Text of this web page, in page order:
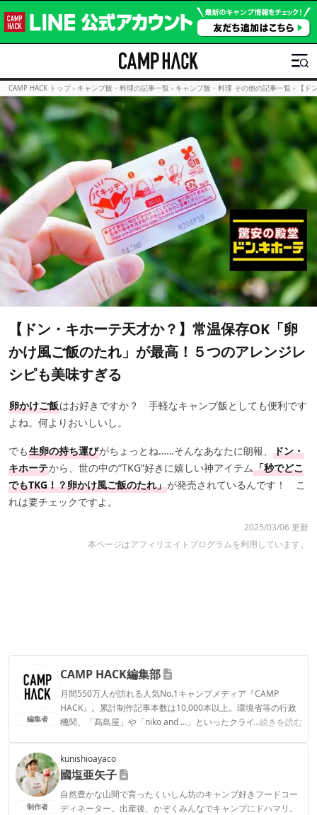
CAMP HACK トップ › キャンプ飯・料理の記事一覧 › キャンプ飯・料理 その他の記事一覧 › 【
【ドン・キホーテ天才か？】常温保存OK「卵
かけ風ご飯のたれ」が最高！５つのアレンジレ
シピも美味すぎる
卵かけご飯はお好きですか？ 手軽なキャンプ飯としても便利です
よね。何よりおいしいし。
でも生卵の持ち運びがちょっとね……そんなあなたに朗報、 ドン・
キホーテから、世の中の“TKG”好きに嬉しい神アイテム「秒でどこ
でもTKG！？卵かけ風ご飯のたれ」が発売されているんです！ こ
れは要チェックですよ。
2025/03/06 更新
本ページはアフィリエイトプログラムを利用しています。
編集者
CAMP HACK編集部
月間550万人が訪れる人気No.1キャンプメディア『CAMP
HACK』。累計制作記事本数は10,000本以上。環境省等の行政
機関、「髙島屋」や「niko and ...」といったクライアントとの
...続きを読む
CAMP HACK編集部のプロフィール
制作者
kunishioayaco
國塩亜矢子
自然豊かな山間で育ったくいしん坊のキャンプ好きフードコー
ディネーター。出産後、かぞくみんなでキャンプにドハマリ。